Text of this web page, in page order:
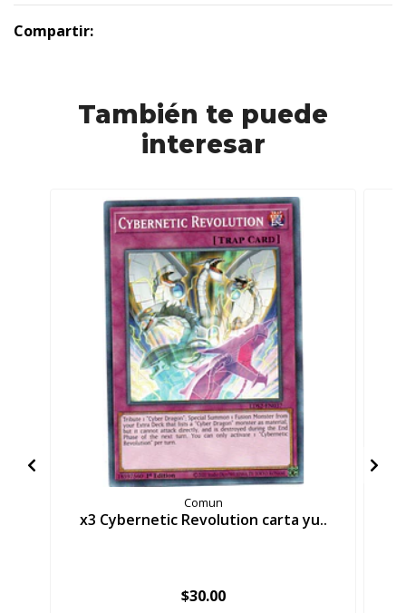
Compartir:
También te puede
interesar
Comun
x3 Cybernetic Revolution carta yu..
$30.00